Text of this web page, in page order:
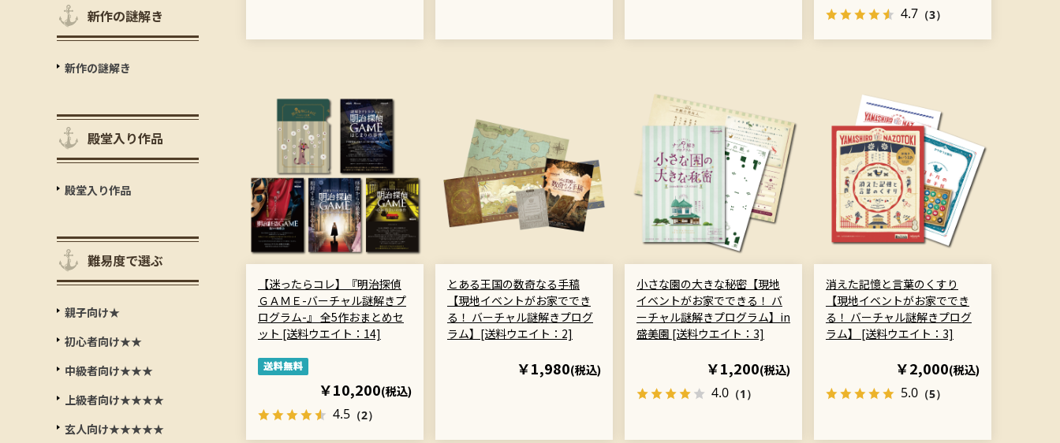
新作の謎解き
新作の謎解き
殿堂入り作品
殿堂入り作品
難易度で選ぶ
親子向け★
初心者向け★★
中級者向け★★★
上級者向け★★★★
玄人向け★★★★★
4.7 （3）
【迷ったらコレ】『明治探偵
ＧＡＭＥ-バーチャル謎解きプ
ログラム-』 全5作おまとめセ
ット [送料ウエイト：14]
￥10,200(税込)
4.5 （2）
とある王国の数奇なる手稿
【現地イベントがお家ででき
る！ バーチャル謎解きプログ
ラム】[送料ウエイト：2]
￥1,980(税込)
小さな園の大きな秘密【現地
イベントがお家でできる！ バ
ーチャル謎解きプログラム】in
盛美園 [送料ウエイト：3]
￥1,200(税込)
4.0 （1）
消えた記憶と言葉のくすり
【現地イベントがお家ででき
る！ バーチャル謎解きプログ
ラム】 [送料ウエイト：3]
￥2,000(税込)
5.0 （5）